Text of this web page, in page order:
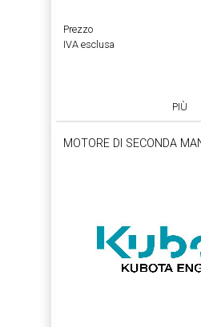
Prezzo
IVA esclusa
PIÙ
MOTORE DI SECONDA